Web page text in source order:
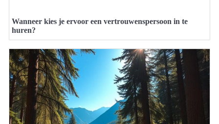
Wanneer kies je ervoor een vertrouwenspersoon in te
huren?